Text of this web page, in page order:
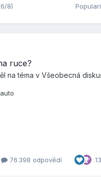
8)
ruce?
na téma v Všeobecná
76 398 odpovědí 13